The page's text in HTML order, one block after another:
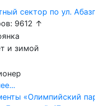
сектор по ул.
9612 ↑